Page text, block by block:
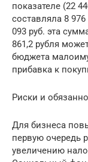
показателе (22
составляла 8
093 руб. эта
861,2 рубля
бюджета
прибавка к
Риски и
Для бизнеса
первую очередь
увеличению